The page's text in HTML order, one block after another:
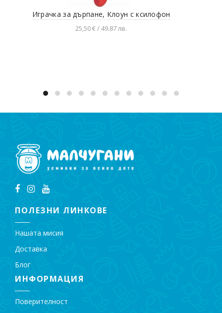
Играчка за дърпане, Клоун с ксилофон
25,50 € / 49.87 лв.
ПОЛЕЗНИ ЛИНКОВЕ
Нашата мисия
Доставка
Блог
ИНФОРМАЦИЯ
Поверителност